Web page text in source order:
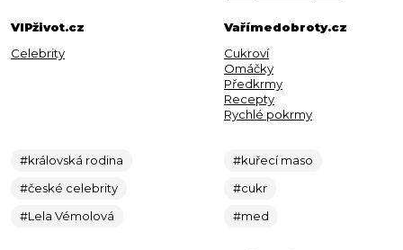
VIPživot.cz
Celebrity
#královská rodina
#české celebrity
#Lela Vémolová
Vařímedobroty.cz
Cukroví
Omáčky
Předkrmy
Recepty
Rychlé pokrmy
#kuřecí maso
#cukr
#med